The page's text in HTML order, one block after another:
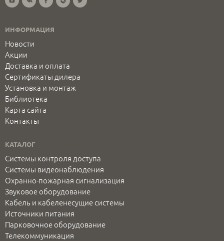
ИНФОРМАЦИЯ
Новости
Акции
Доставка и оплата
Сертификаты дилера
Установка и монтаж
Библиотека
Карта сайта
Контакты
КАТАЛОГ
Системы контроля доступа
Системы видеонаблюдения
Охранно-пожарная сигнализация
Звуковое оборудование
Кабель и кабеленесущие системы
Источники питания
Парковочное оборудование
Телекоммуникация